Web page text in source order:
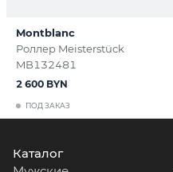
Montblanc
Роллер Meisterstück
MB132481
ПОД ЗАКАЗ
2 600 BYN
Каталог